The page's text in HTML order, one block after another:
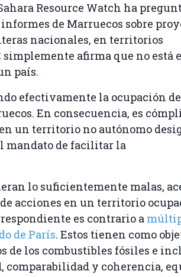
Resource Watch ha
de Marruecos sobre
nacionales, en territorios
simplemente afirma que no está
país.
efectivamente la ocupación
En consecuencia, es
un territorio no autónomo
mandato de facilitar la
lo suficientemente malas,
acciones en un territorio
es contrario a
de París. Estos tienen como
de los combustibles fósiles e
y coherencia,